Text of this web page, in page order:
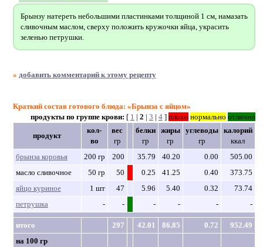
Брынзу натереть небольшими пластинками толщиной 1 см, намазать
сливочным маслом, сверху положить кружочки яйца, украсить
зеленью петрушки.
» добавить комментарий к этому рецепту
Краткий состав готового блюда: «Брынза с яйцом»
продукты по группе крови: [ 1 | 2 | 3 | 4] плохо нормально отлично
продукт
кол-
во
вес
гр
белки
гр
жиры
гр
углеводы
гр
калорий
ккал
брынза коровья
200 гр 200 35.79 40.20 0.00
505.00
масло сливочное
50 гр 50 0.25 41.25 0.40
373.75
яйцо куриное
1 шт 47 5.96 5.40 0.32
73.74
петрушка
- - - - - -
итого 297 42.01 86.85 0.72
952.49
на 100 гр